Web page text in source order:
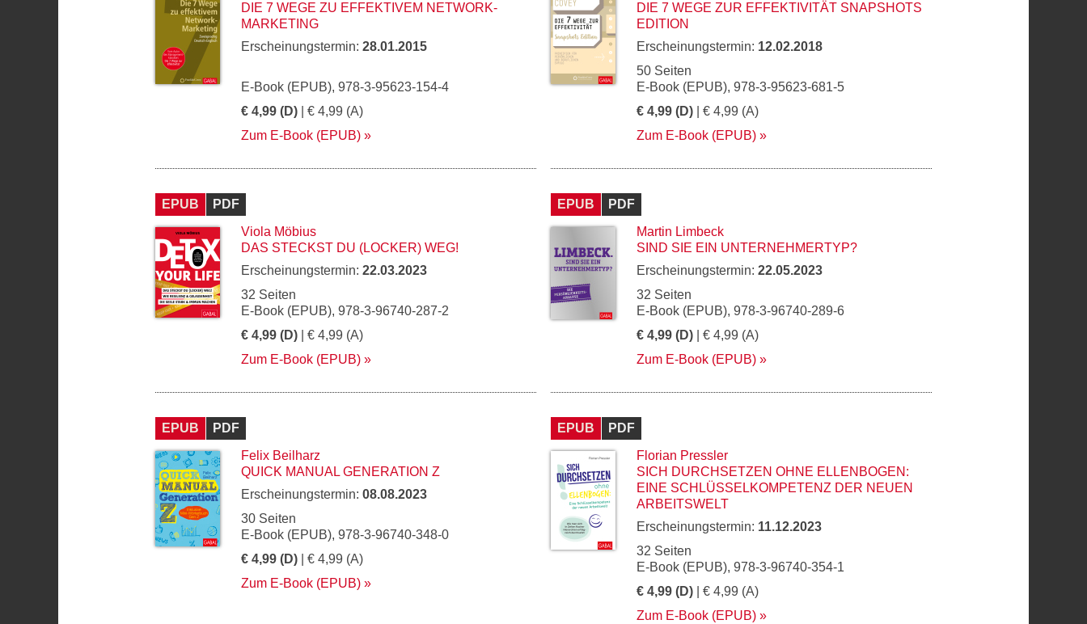
DIE 7 WEGE ZU EFFEKTIVEM NETWORK-
MARKETING
Erscheinungstermin: 28.01.2015
E-Book (EPUB), 978-3-95623-154-4
€ 4,99 (D) | € 4,99 (A)
Zum E-Book (EPUB)
DIE 7 WEGE ZUR EFFEKTIVITÄT SNAPSHOTS
EDITION
Erscheinungstermin: 12.02.2018
50 Seiten
E-Book (EPUB), 978-3-95623-681-5
€ 4,99 (D) | € 4,99 (A)
Zum E-Book (EPUB)
EPUB
PDF
Viola Möbius
DAS STECKST DU (LOCKER) WEG!
Erscheinungstermin: 22.03.2023
32 Seiten
E-Book (EPUB), 978-3-96740-287-2
€ 4,99 (D) | € 4,99 (A)
Zum E-Book (EPUB)
EPUB
PDF
Martin Limbeck
SIND SIE EIN UNTERNEHMERTYP?
Erscheinungstermin: 22.05.2023
32 Seiten
E-Book (EPUB), 978-3-96740-289-6
€ 4,99 (D) | € 4,99 (A)
Zum E-Book (EPUB)
EPUB
PDF
Felix Beilharz
QUICK MANUAL GENERATION Z
Erscheinungstermin: 08.08.2023
30 Seiten
E-Book (EPUB), 978-3-96740-348-0
€ 4,99 (D) | € 4,99 (A)
Zum E-Book (EPUB)
EPUB
PDF
Florian Pressler
SICH DURCHSETZEN OHNE ELLENBOGEN:
EINE SCHLÜSSELKOMPETENZ DER NEUEN
ARBEITSWELT
Erscheinungstermin: 11.12.2023
32 Seiten
E-Book (EPUB), 978-3-96740-354-1
€ 4,99 (D) | € 4,99 (A)
Zum E-Book (EPUB)